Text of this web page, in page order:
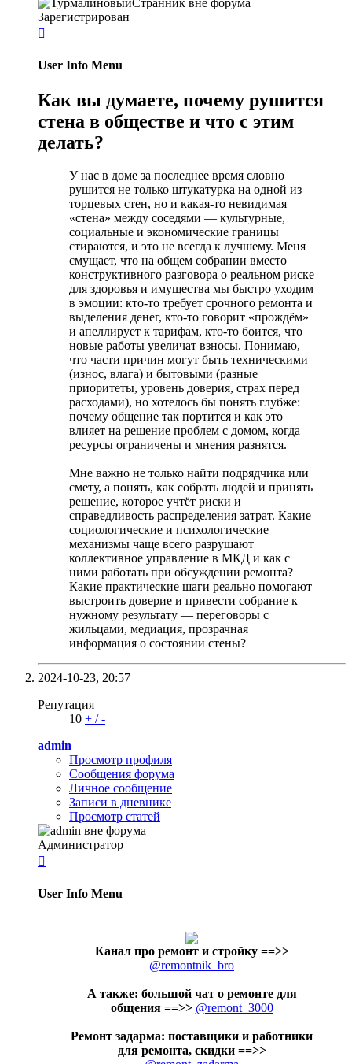
Зарегистрирован

User Info Menu
Как вы думаете, почему рушится
стена в обществе и что с этим
делать?
У нас в доме за последнее время словно
рушится не только штукатурка на одной из
торцевых стен, но и какая‑то невидимая
«стена» между соседями — культурные,
социальные и экономические границы
стираются, и это не всегда к лучшему. Меня
смущает, что на общем собрании вместо
конструктивного разговора о реальном риске
для здоровья и имущества мы быстро уходим
в эмоции: кто‑то требует срочного ремонта и
выделения денег, кто‑то говорит «прождём»
и апеллирует к тарифам, кто‑то боится, что
новые работы увеличат взносы. Понимаю,
что части причин могут быть техническими
(износ, влага) и бытовыми (разные
приоритеты, уровень доверия, страх перед
расходами), но хотелось бы понять глубже:
почему общение так портится и как это
влияет на решение проблем с домом, когда
ресурсы ограничены и мнения разнятся.
Мне важно не только найти подрядчика или
смету, а понять, как собрать людей и принять
решение, которое учтёт риски и
справедливость распределения затрат. Какие
социологические и психологические
механизмы чаще всего разрушают
коллективное управление в МКД и как с
ними работать при обсуждении ремонта?
Какие практические шаги реально помогают
выстроить доверие и привести собрание к
нужному результату — переговоры с
жильцами, медиация, прозрачная
информация о состоянии стены?
2024-10-23, 20:57
Репутация
10 + /-
admin
Просмотр профиля
Сообщения форума
Личное сообщение
Записи в дневнике
Просмотр статей
Администратор

User Info Menu
Канал про ремонт и стройку ==>>
@remontnik_bro
А также: большой чат о ремонте для
общения ==>> @remont_3000
Ремонт задарма: поставщики и работники
для ремонта, скидки ==>>